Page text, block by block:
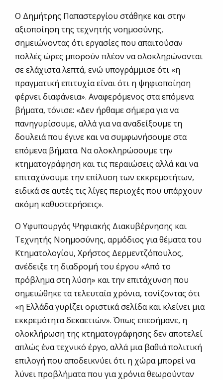
Ο Δημήτρης Παπαστεργίου στάθηκε και στην
αξιοποίηση της τεχνητής νοημοσύνης,
σημειώνοντας ότι εργασίες που απαιτούσαν
πολλές ώρες μπορούν πλέον να ολοκληρώνονται
σε ελάχιστα λεπτά, ενώ υπογράμμισε ότι «η
πραγματική επιτυχία είναι ότι η ψηφιοποίηση
φέρνει διαφάνεια». Αναφερόμενος στα επόμενα
βήματα, τόνισε: «Δεν ήρθαμε σήμερα για να
πανηγυρίσουμε, αλλά για να αναδείξουμε τη
δουλειά που έγινε και να συμφωνήσουμε στα
επόμενα βήματα. Να ολοκληρώσουμε την
κτηματογράφηση και τις περαιώσεις αλλά και να
επιταχύνουμε την επίλυση των εκκρεμοτήτων,
ειδικά σε αυτές τις λίγες περιοχές που υπάρχουν
ακόμη καθυστερήσεις».
Ο Υφυπουργός Ψηφιακής Διακυβέρνησης και
Τεχνητής Νοημοσύνης, αρμόδιος για θέματα του
Κτηματολογίου, Χρήστος Δερμεντζόπουλος,
ανέδειξε τη διαδρομή του έργου «Από το
πρόβλημα στη λύση» και την επιτάχυνση που
σημειώθηκε τα τελευταία χρόνια, τονίζοντας ότι
«η Ελλάδα γυρίζει οριστικά σελίδα και κλείνει μια
εκκρεμότητα δεκαετιών». Όπως επεσήμανε, η
ολοκλήρωση της κτηματογράφησης δεν αποτελεί
απλώς ένα τεχνικό έργο, αλλά μια βαθιά πολιτική
επιλογή που αποδεικνύει ότι η χώρα μπορεί να
λύνει προβλήματα που για χρόνια θεωρούνταν